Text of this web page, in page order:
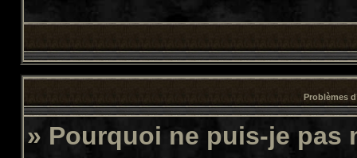
Problèmes
» Pourquoi ne puis-je pas